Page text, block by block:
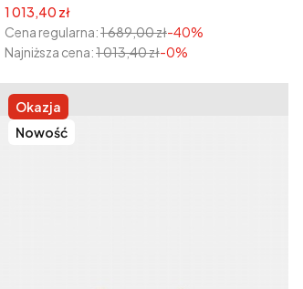
Cena promocyjna
1 013,40 zł
Cena regularna:1 689,00 zł-40%
Najniższa cena:1 013,40 zł-0%
Okazja
Nowość